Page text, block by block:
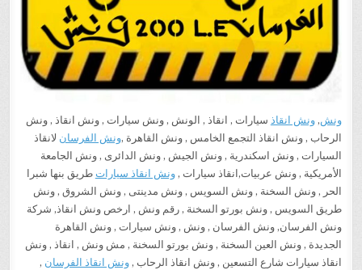
ونش,ونش انقاذ سيارات , انقاذ , الونش , ونش سيارات , ونش انقاذ , ونش
الرحاب , ونش انقاذ التجمع الخامس , ونش القاهرة ,ونش الفرسان لانقاذ
السيارات , ونش اسكندرية , ونش الجيش , ونش الدائرى , ونش الجامعة
الأمريكية , ونش عربيات,انقاذ سيارات ,ونش انقاذ سيارات طريق بنها شبرا
الحر , ونش السخنة , ونش السويس , ونش مدينتى , ونش الشروق , ونش
طريق السويس , ونش بورتو السخنة , رقم ونش , ارخص ونش انقاذ, شركة
ونش الفرسان, ونش الفرسان , ونش , ونش سيارات , ونش القاهرة
الجديدة , ونش العين السخنة , ونش بورتو السخنة , مش ونش , انقاذ , ونش
انقاذ سيارات شارع التسعين , ونش انقاذ الرحاب ,ونش انقاذ الفرسان ,